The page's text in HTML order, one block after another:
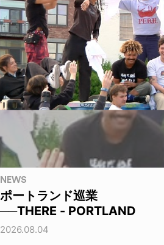
NEWS
ポートランド巡業
──THERE - PORTLAND
2026.08.04